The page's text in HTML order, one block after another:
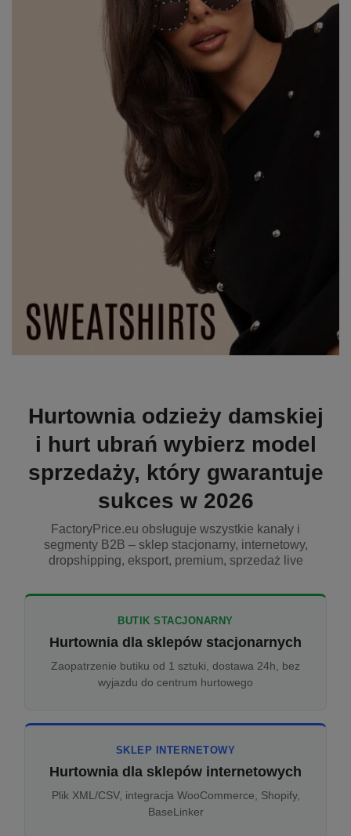
Hurtownia odzieży damskiej
i hurt ubrań wybierz model
sprzedaży, który gwarantuje
sukces w 2026
FactoryPrice.eu obsługuje wszystkie kanały i
segmenty B2B – sklep stacjonarny, internetowy,
dropshipping, eksport, premium, sprzedaż live
BUTIK STACJONARNY
Hurtownia dla sklepów stacjonarnych
Zaopatrzenie butiku od 1 sztuki, dostawa 24h, bez
wyjazdu do centrum hurtowego
SKLEP INTERNETOWY
Hurtownia dla sklepów internetowych
Plik XML/CSV, integracja WooCommerce, Shopify,
BaseLinker